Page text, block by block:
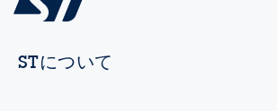
STについて